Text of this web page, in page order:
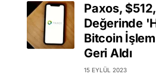
Paxos,
Değerinde
Bitcoin
Geri Aldı
15 EYLÜL 2023